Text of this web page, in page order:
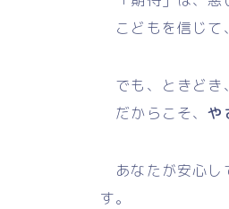
こどもを信じて
でも、ときどき
だからこそ、や
あなたが安心し
す。